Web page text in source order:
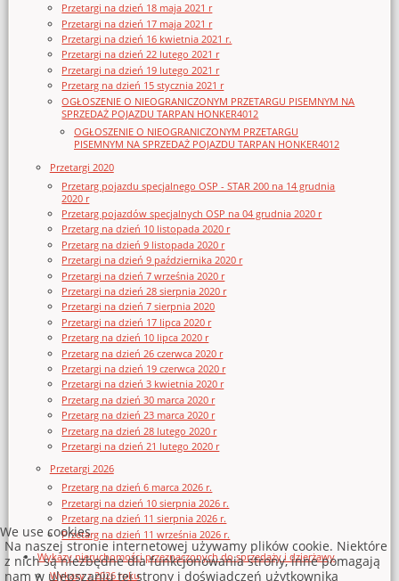
Przetargi na dzień 18 maja 2021 r
Przetargi na dzień 17 maja 2021 r
Przetargi na dzień 16 kwietnia 2021 r.
Przetargi na dzień 22 lutego 2021 r
Przetargi na dzień 19 lutego 2021 r
Przetarg na dzień 15 stycznia 2021 r
OGŁOSZENIE O NIEOGRANICZONYM PRZETARGU PISEMNYM NA
SPRZEDAŻ POJAZDU TARPAN HONKER4012
OGŁOSZENIE O NIEOGRANICZONYM PRZETARGU
PISEMNYM NA SPRZEDAŻ POJAZDU TARPAN HONKER4012
Przetargi 2020
Przetarg pojazdu specjalnego OSP - STAR 200 na 14 grudnia
2020 r
Przetarg pojazdów specjalnych OSP na 04 grudnia 2020 r
Przetarg na dzień 10 listopada 2020 r
Przetarg na dzień 9 listopada 2020 r
Przetargi na dzień 9 października 2020 r
Przetargi na dzień 7 września 2020 r
Przetargi na dzień 28 sierpnia 2020 r
Przetargi na dzień 7 sierpnia 2020
Przetargi na dzień 17 lipca 2020 r
Przetarg na dzień 10 lipca 2020 r
Przetarg na dzień 26 czerwca 2020 r
Przetargi na dzień 19 czerwca 2020 r
Przetargi na dzień 3 kwietnia 2020 r
Przetarg na dzień 30 marca 2020 r
Przetarg na dzień 23 marca 2020 r
Przetarg na dzień 28 lutego 2020 r
Przetargi na dzień 21 lutego 2020 r
Przetargi 2026
Przetarg na dzień 6 marca 2026 r.
Przetargi na dzień 10 sierpnia 2026 r.
Przetarg na dzień 11 sierpnia 2026 r.
Przetarg na dzień 11 września 2026 r.
Wykazy nieruchomości przeznaczonych do sprzedaży i dzierżawy
Wykazy z 2026 roku
We use cookies
Na naszej stronie internetowej używamy plików cookie. Niektóre
z nich są niezbędne dla funkcjonowania strony, inne pomagają
nam w ulepszaniu tej strony i doświadczeń użytkownika